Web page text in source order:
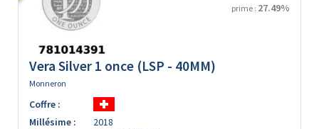
prime : 27.49%
Vera Silver 1 once (LSP - 40MM)
Monneron
Coffre :
Millésime :
2018